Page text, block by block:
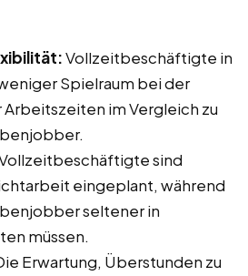
Vollzeitbeschäftigte in
Spielraum bei der
im Vergleich zu
sind
eingeplant, während
seltener in
müssen.
Erwartung, Überstunden zu